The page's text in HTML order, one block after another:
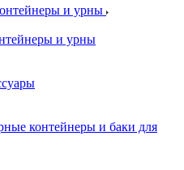
и урны
и урны
контейнеры и баки для